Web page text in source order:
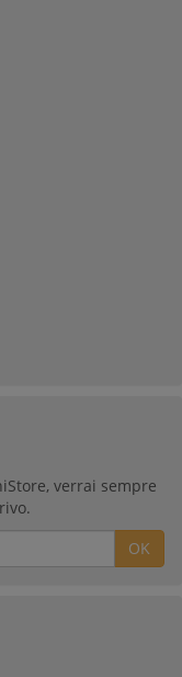
verrai sempre
OK